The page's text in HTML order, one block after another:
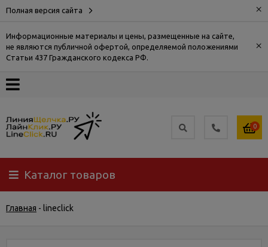
Полная версия сайта ×
Информационные материалы и цены, размещенные на сайте,
не являются публичной офертой, определяемой положениями
Статьи 437 Гражданского кодекса РФ.
×
О
Доставка
Самовывоз
Гарантия
0
Каталог товаров
Главная - lineclick